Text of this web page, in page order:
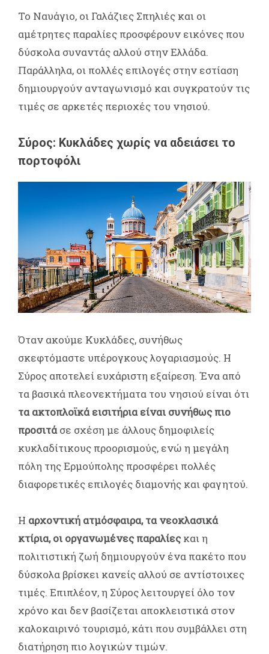
Το Ναυάγιο, οι Γαλάζιες Σπηλιές και οι
αμέτρητες παραλίες προσφέρουν εικόνες που
δύσκολα συναντάς αλλού στην Ελλάδα.
Παράλληλα, οι πολλές επιλογές στην εστίαση
δημιουργούν ανταγωνισμό και συγκρατούν τις
τιμές σε αρκετές περιοχές του νησιού.
Σύρος: Κυκλάδες χωρίς να αδειάσει το
πορτοφόλι
Όταν ακούμε Κυκλάδες, συνήθως
σκεφτόμαστε υπέρογκους λογαριασμούς. Η
Σύρος αποτελεί ευχάριστη εξαίρεση. Ένα από
τα βασικά πλεονεκτήματα του νησιού είναι ότι
τα ακτοπλοϊκά εισιτήρια είναι συνήθως πιο
προσιτάσε σχέση με άλλους δημοφιλείς
κυκλαδίτικους προορισμούς, ενώ η μεγάλη
πόλη της Ερμούπολης προσφέρει πολλές
διαφορετικές επιλογές διαμονής και φαγητού.
Η αρχοντική ατμόσφαιρα, τα νεοκλασικά
κτίρια, οι οργανωμένες παραλίεςκαι η
πολιτιστική ζωή δημιουργούν ένα πακέτο που
δύσκολα βρίσκει κανείς αλλού σε αντίστοιχες
τιμές. Επιπλέον, η Σύρος λειτουργεί όλο τον
χρόνο και δεν βασίζεται αποκλειστικά στον
καλοκαιρινό τουρισμό, κάτι που συμβάλλει στη
διατήρηση πιο λογικών τιμών.